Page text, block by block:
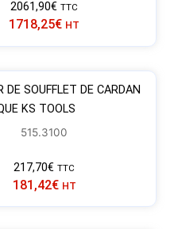
2061,90€ TTC
1718,25€ HT
DE SOUFFLET DE CARDAN
KS TOOLS
515.3100
217,70€ TTC
181,42€ HT